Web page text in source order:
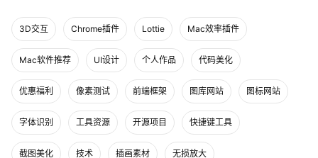
3D交互 Chrome插件 Lottie Mac效率插件
Mac软件推荐 UI设计 个人作品 代码美化
优惠福利 像素测试 前端框架 图库网站 图标网站
字体识别 工具资源 开源项目 快捷键工具
截图美化 技术 插画素材 无损放大